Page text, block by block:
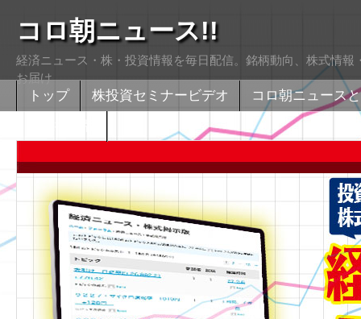
コロ朝ニュース!!
経済ニュース・株・投資情報を毎日配信。銘柄動向、株式情
お届け
トップ 株投資セミナービデオ
コロ朝ニュース